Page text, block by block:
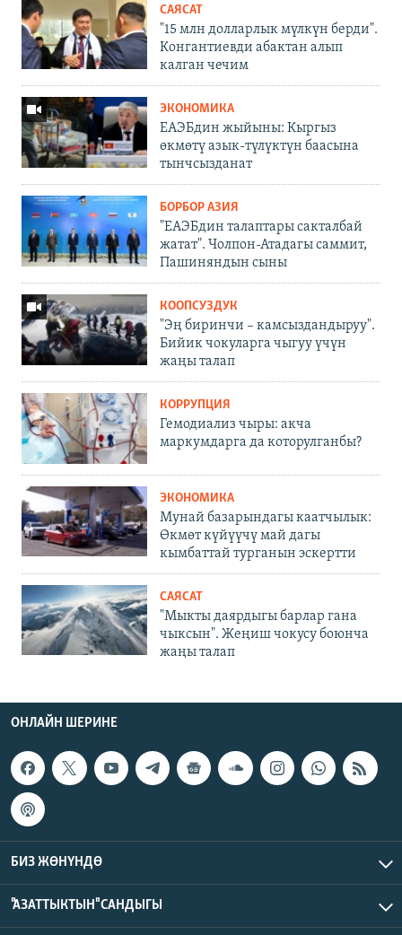
САЯСАТ
"15 млн долларлык мүлкүн берди".
Конгантиевди абактан алып
калган чечим
ЭКОНОМИКА
ЕАЭБдин жыйыны: Кыргыз
өкмөтү азык-түлүктүн баасына
тынчсызданат
БОРБОР АЗИЯ
"ЕАЭБдин талаптары сакталбай
жатат". Чолпон-Атадагы саммит,
Пашиняндын сыны
КООПСУЗДУК
"Эң биринчи – камсыздандыруу".
Бийик чокуларга чыгуу үчүн
жаңы талап
КОРРУПЦИЯ
Гемодиализ чыры: акча
маркумдарга да которулганбы?
ЭКОНОМИКА
Мунай базарындагы каатчылык:
Өкмөт күйүүчү май дагы
кымбаттай турганын эскертти
САЯСАТ
"Мыкты даярдыгы барлар гана
чыксын". Жеңиш чокусу боюнча
жаңы талап
ОНЛАЙН ШЕРИНЕ
БИЗ ЖӨНҮНДӨ
"АЗАТТЫКТЫН" САНДЫГЫ